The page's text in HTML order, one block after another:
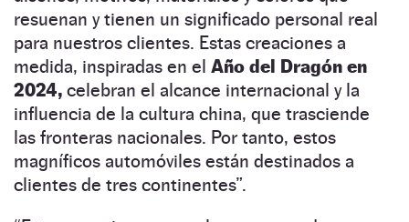
resuenan y tienen un significado personal real
para nuestros clientes. Estas creaciones a
medida, inspiradas en el Año del Dragón en
2024, celebran el alcance internacional y la
influencia de la cultura china, que trasciende
las fronteras nacionales. Por tanto, estos
magníficos automóviles están destinados a
clientes de tres continentes”.